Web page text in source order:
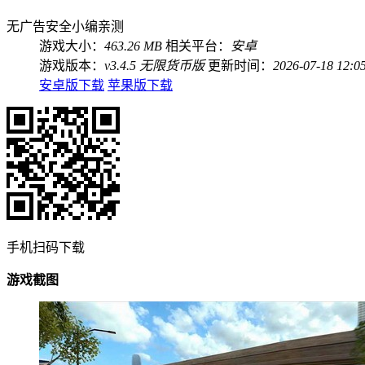
无广告安全小编亲测
游戏大小： 463.26 MB 相关平台：
安卓
游戏版本： v3.4.5 无限货币版 更新时间： 2026-07-18
安卓版下载 苹果版下载
手机扫码下载
游戏截图